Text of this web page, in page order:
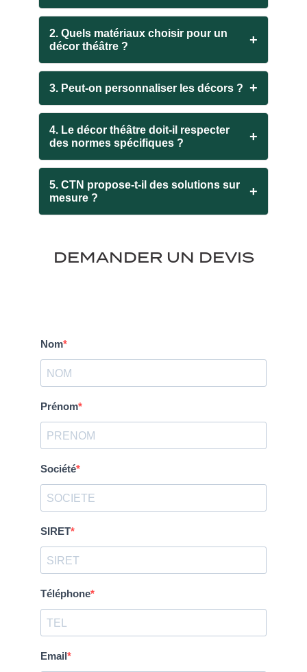
2. Quels matériaux choisir pour un
décor théâtre ?
+
3. Peut-on personnaliser les décors ? +
4. Le décor théâtre doit-il respecter
des normes spécifiques ?
+
5. CTN propose-t-il des solutions sur
mesure ?
+
DEMANDER UN DEVIS